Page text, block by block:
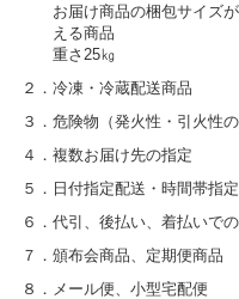
お届け商品の梱包サイズ
える商品
重さ25㎏
２．冷凍・冷蔵配送商品
３．危険物（発火性・引火性
４．複数お届け先の指定
５．日付指定配送・時間帯指
６．代引、後払い、着払いで
７．頒布会商品、定期便商品
８．メール便、小型宅配便